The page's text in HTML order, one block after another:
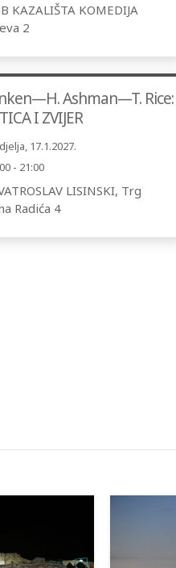
KAZALIŠTA KOMEDIJA
2
Ashman—T. Rice:
I ZVIJER
17.1.2027.
- 21:00
LISINSKI, Trg
Radića 4